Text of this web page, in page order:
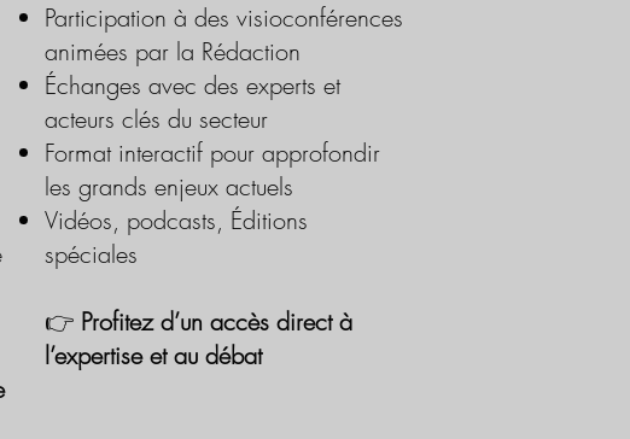
Participation à des visioconférences
animées par la Rédaction
Échanges avec des experts et
acteurs clés du secteur
Format interactif pour approfondir
les grands enjeux actuels
Vidéos, podcasts, Éditions
spéciales
👉 Profitez d’un accès direct à
l’expertise et au débat